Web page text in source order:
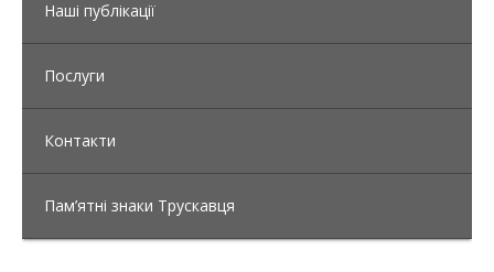
Наші публікації
Послуги
Контакти
Пам’ятні знаки Трускавця